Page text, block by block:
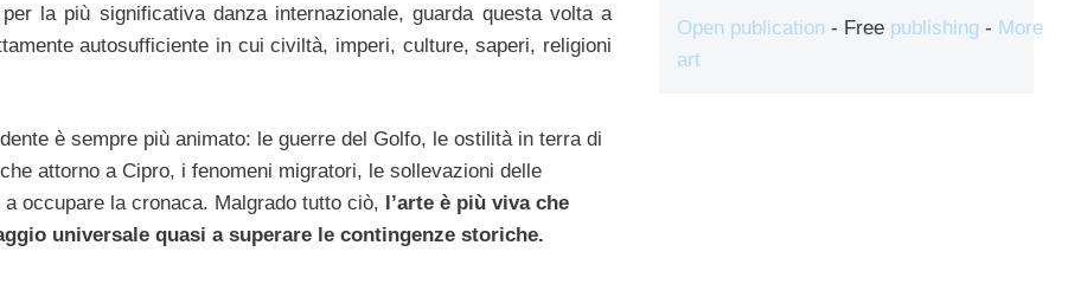
la più significativa danza internazionale, guarda questa volta a
autosufficiente in cui civiltà, imperi, culture, saperi, religioni
è sempre più animato: le guerre del Golfo, le ostilità in terra di
attorno a Cipro, i fenomeni migratori, le sollevazioni delle
occupare la cronaca. Malgrado tutto ciò,
l’arte è più viva che
universale quasi a superare le contingenze storiche.
Open publication - Free publishing - More
art